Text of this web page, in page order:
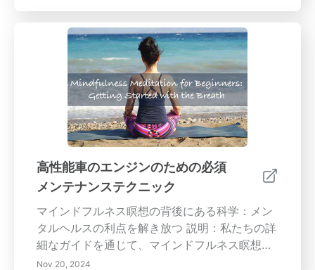
を防ぎ、燃費を向上させる方法を学びます。エ
ンジン寿命を延ばし、中古車の価値を高めるメ
リットなどを、包括的なガイドで探求してくだ
さい。 内容概要：定期的なオイル交換は車両の
性能と寿命を維持するために不可欠です。エン
ジンオイルは、可動部品を潤滑し、摩擦を減ら
し、エンジンを冷却して過熱を防ぎます。オイ
ル交換を怠ると、エンジンの損傷、燃費の低
下、高額な修理が発生する可能性があります。
エンジンオイルを清潔に保つことで最適なパフ
ォーマンスが確保できるだけでなく、車を保護
し、中古車の価値を高めることができます。オ
イルをどれくらいの頻度で交換するべきか、オ
イル交換のサイン、DIYか専門家に依頼するか
を学びましょう。重要なメンテナンステクニッ
クを使って、あなたの車両の健康を優先しまし
高性能車のエンジンのための必須
メンテナンステクニック
マインドフルネス瞑想の背後にある科学：メン
タルヘルスの利点を解き放つ 説明：私たちの詳
細なガイドを通じて、マインドフルネス瞑想の
変革的な力を発見してください。この古代の実
Nov 20, 2024